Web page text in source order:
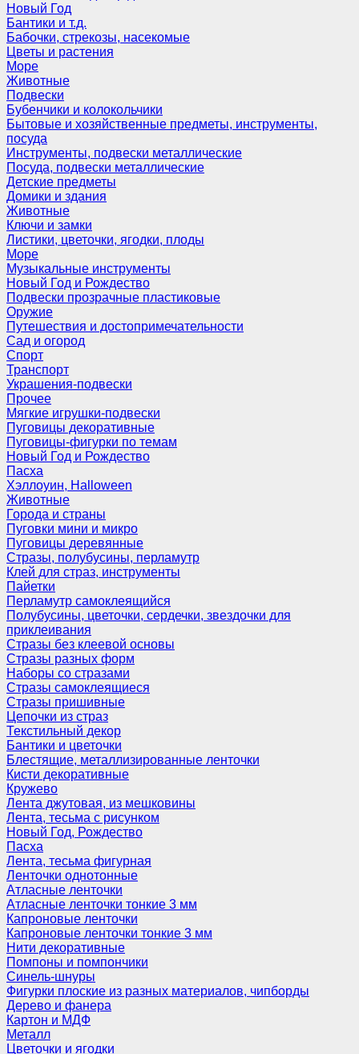
Новый Год
Бантики и т.д.
Бабочки, стрекозы, насекомые
Цветы и растения
Море
Животные
Подвески
Бубенчики и колокольчики
Бытовые и хозяйственные предметы, инструменты,
посуда
Инструменты, подвески металлические
Посуда, подвески металлические
Детские предметы
Домики и здания
Животные
Ключи и замки
Листики, цветочки, ягодки, плоды
Море
Музыкальные инструменты
Новый Год и Рождество
Подвески прозрачные пластиковые
Оружие
Путешествия и достопримечательности
Сад и огород
Спорт
Транспорт
Украшения-подвески
Прочее
Мягкие игрушки-подвески
Пуговицы декоративные
Пуговицы-фигурки по темам
Новый Год и Рождество
Пасха
Хэллоуин, Halloween
Животные
Города и страны
Пуговки мини и микро
Пуговицы деревянные
Стразы, полубусины, перламутр
Клей для страз, инструменты
Пайетки
Перламутр самоклеящийся
Полубусины, цветочки, сердечки, звездочки для
приклеивания
Стразы без клеевой основы
Стразы разных форм
Наборы со стразами
Стразы самоклеящиеся
Стразы пришивные
Цепочки из страз
Текстильный декор
Бантики и цветочки
Блестящие, металлизированные ленточки
Кисти декоративные
Кружево
Лента джутовая, из мешковины
Лента, тесьма с рисунком
Новый Год, Рождество
Пасха
Лента, тесьма фигурная
Ленточки однотонные
Атласные ленточки
Атласные ленточки тонкие 3 мм
Капроновые ленточки
Капроновые ленточки тонкие 3 мм
Нити декоративные
Помпоны и помпончики
Синель-шнуры
Фигурки плоские из разных материалов, чипборды
Дерево и фанера
Картон и МДФ
Металл
Цветочки и ягодки